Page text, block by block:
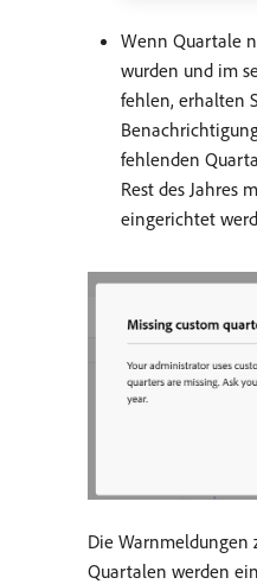
Wenn Quartale
wurden und im
fehlen, erhalten
fehlenden
Rest des Jahres
eingerichtet
Die
Quartalen werden